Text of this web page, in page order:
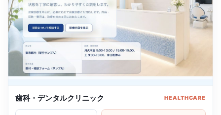
歯科・デンタルクリニック HEALTHCARE